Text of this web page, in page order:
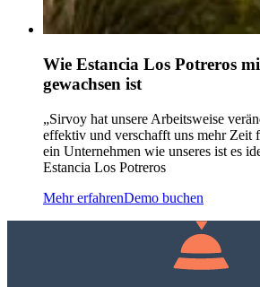
Wie Estancia Los Potreros
gewachsen ist
„Sirvoy hat unsere Arbeitsweise
effektiv und verschafft uns mehr Zeit
ein Unternehmen wie unseres ist es
Estancia Los Potreros
Mehr erfahrenDemo buchen